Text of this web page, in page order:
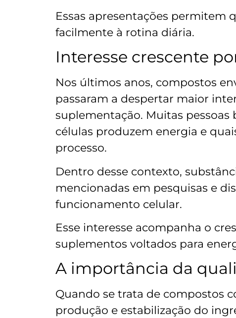
Essas apresentações permitem
facilmente à rotina diária.
Interesse crescente
Nos últimos anos, compostos
passaram a despertar maior
suplementação. Muitas
células produzem energia e
processo.
Dentro desse contexto,
mencionadas em pesquisas e
funcionamento celular.
Esse interesse acompanha o
suplementos voltados para
A importância da
Quando se trata de compostos
produção e estabilização do